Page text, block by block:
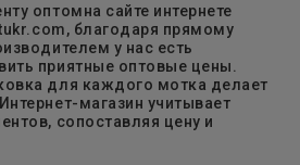
оптомна сайте интернете
благодаря прямому
у нас есть
приятные оптовые цены.
для каждого мотка делает
магазин учитывает
сопоставляя цену и